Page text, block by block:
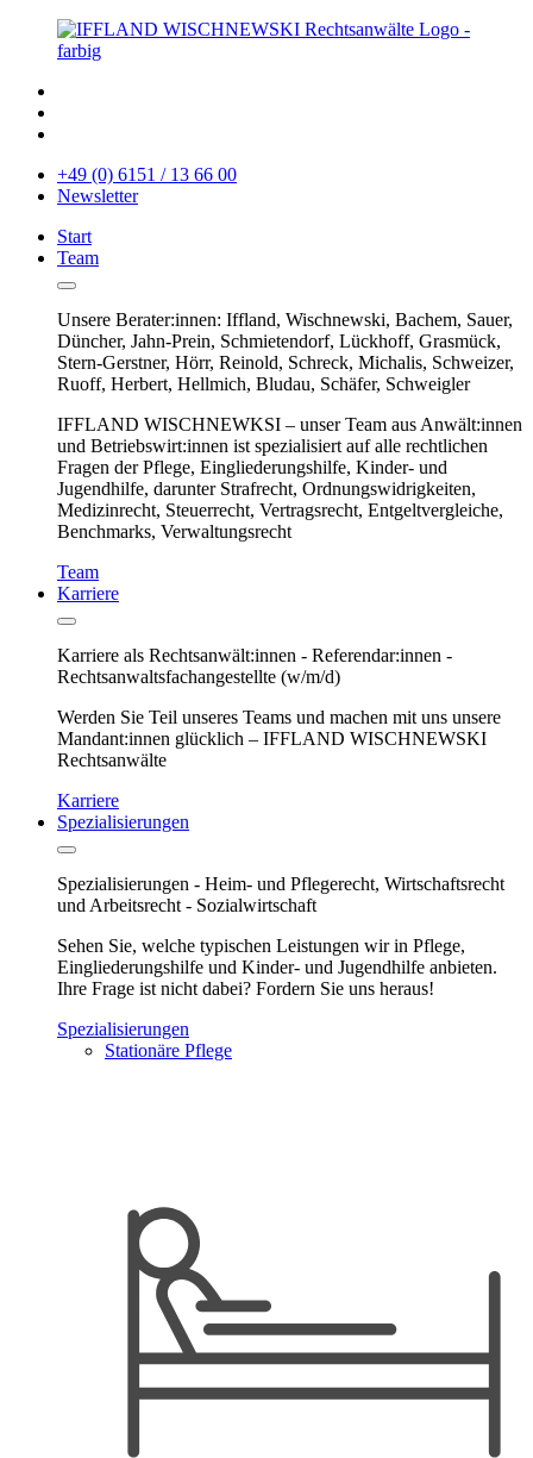
+49 (0) 6151 / 13 66 00
Newsletter
Start
Team
Unsere Berater:innen: Iffland, Wischnewski, Bachem, Sauer,
Düncher, Jahn-Prein, Schmietendorf, Lückhoff, Grasmück,
Stern-Gerstner, Hörr, Reinold, Schreck, Michalis, Schweizer,
Ruoff, Herbert, Hellmich, Bludau, Schäfer, Schweigler
IFFLAND WISCHNEWKSI – unser Team aus Anwält:innen
und Betriebswirt:innen ist spezialisiert auf alle rechtlichen
Fragen der Pflege, Eingliederungshilfe, Kinder- und
Jugendhilfe, darunter Strafrecht, Ordnungswidrigkeiten,
Medizinrecht, Steuerrecht, Vertragsrecht, Entgeltvergleiche,
Benchmarks, Verwaltungsrecht
Team
Karriere
Karriere als Rechtsanwält:innen - Referendar:innen -
Rechtsanwaltsfachangestellte (w/m/d)
Werden Sie Teil unseres Teams und machen mit uns unsere
Mandant:innen glücklich – IFFLAND WISCHNEWSKI
Rechtsanwälte
Karriere
Spezialisierungen
Spezialisierungen - Heim- und Pflegerecht, Wirtschaftsrecht
und Arbeitsrecht - Sozialwirtschaft
Sehen Sie, welche typischen Leistungen wir in Pflege,
Eingliederungshilfe und Kinder- und Jugendhilfe anbieten.
Ihre Frage ist nicht dabei? Fordern Sie uns heraus!
Spezialisierungen
Stationäre Pflege